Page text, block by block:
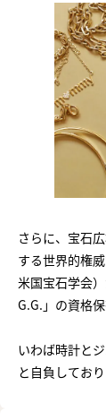
さらに、宝石
する世界的権
米国宝石学会
G.G.」の資格保
いわば時計と
と自負しており